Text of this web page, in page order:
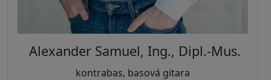
Alexander Samuel, Ing., Dipl.-Mus.
kontrabas, basová gitara